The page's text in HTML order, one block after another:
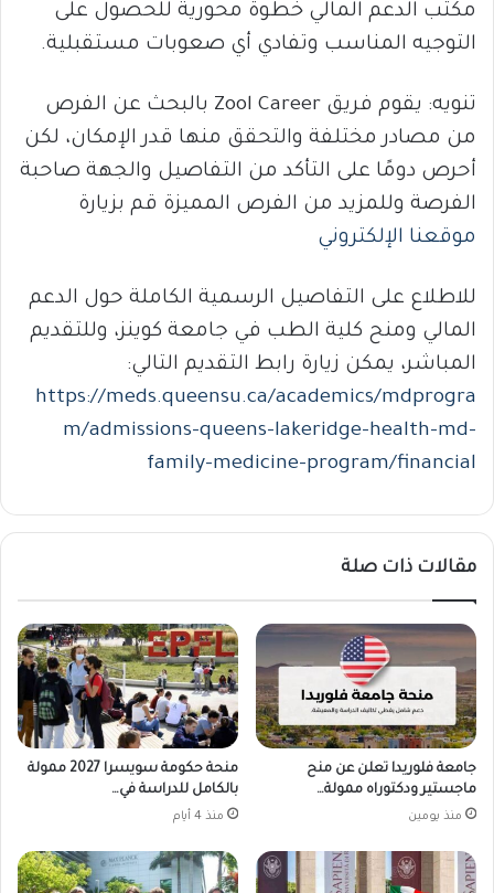
مكتب الدعم المالي خطوة محورية للحصول على
التوجيه المناسب وتفادي أي صعوبات مستقبلية.
تنويه: يقوم فريق Zool Career بالبحث عن الفرص
من مصادر مختلفة والتحقق منها قدر الإمكان، لكن
أحرص دومًا على التأكد من التفاصيل والجهة صاحبة
الفرصة وللمزيد من الفرص المميزة قم بزيارة
موقعنا الإلكتروني
للاطلاع على التفاصيل الرسمية الكاملة حول الدعم
المالي ومنح كلية الطب في جامعة كوينز، وللتقديم
المباشر، يمكن زيارة رابط التقديم التالي:
https://meds.queensu.ca/academics/mdprogra
m/admissions-queens-lakeridge-health-md-
family-medicine-program/financial
مقالات ذات صلة
جامعة فلوريدا تعلن عن منح
ماجستير ودكتوراه ممولة…
منذ يومين
منحة حكومة سويسرا 2027 ممولة
بالكامل للدراسة في…
منذ 4 أيام